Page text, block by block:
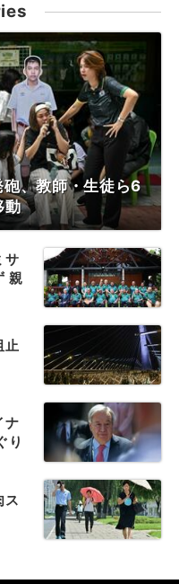
、教師・生徒ら6
動
サ
親
止
ナ
り
ス